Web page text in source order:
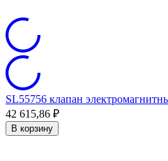
SL55756 клапан
42 615,86 ₽
В корзину